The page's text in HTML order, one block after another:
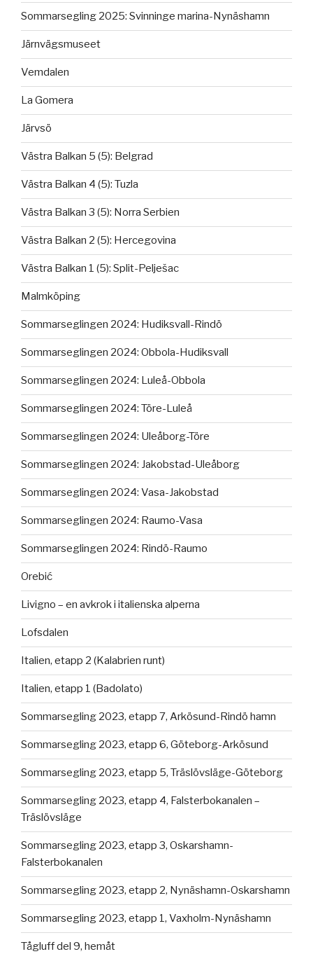
Sommarsegling 2025: Svinninge marina-Nynäshamn
Järnvägsmuseet
Vemdalen
La Gomera
Järvsö
Västra Balkan 5 (5): Belgrad
Västra Balkan 4 (5): Tuzla
Västra Balkan 3 (5): Norra Serbien
Västra Balkan 2 (5): Hercegovina
Västra Balkan 1 (5): Split-Pelješac
Malmköping
Sommarseglingen 2024: Hudiksvall-Rindö
Sommarseglingen 2024: Obbola-Hudiksvall
Sommarseglingen 2024: Luleå-Obbola
Sommarseglingen 2024: Töre-Luleå
Sommarseglingen 2024: Uleåborg-Töre
Sommarseglingen 2024: Jakobstad-Uleåborg
Sommarseglingen 2024: Vasa-Jakobstad
Sommarseglingen 2024: Raumo-Vasa
Sommarseglingen 2024: Rindö-Raumo
Orebić
Livigno – en avkrok i italienska alperna
Lofsdalen
Italien, etapp 2 (Kalabrien runt)
Italien, etapp 1 (Badolato)
Sommarsegling 2023, etapp 7, Arkösund-Rindö hamn
Sommarsegling 2023, etapp 6, Göteborg-Arkösund
Sommarsegling 2023, etapp 5, Träslövsläge-Göteborg
Sommarsegling 2023, etapp 4, Falsterbokanalen –
Träslövsläge
Sommarsegling 2023, etapp 3, Oskarshamn-
Falsterbokanalen
Sommarsegling 2023, etapp 2, Nynäshamn-Oskarshamn
Sommarsegling 2023, etapp 1, Vaxholm-Nynäshamn
Tågluff del 9, hemåt